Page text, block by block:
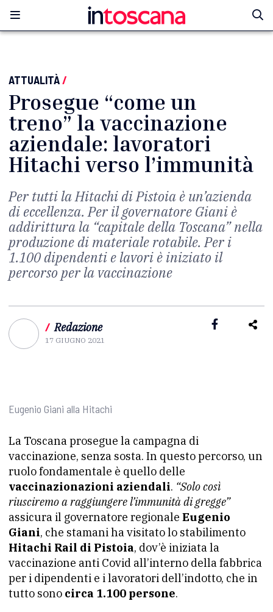
ATTUALITÀ/
Prosegue “come un
treno” la vaccinazione
aziendale: lavoratori
Hitachi verso l’immunità
Per tutti la Hitachi di Pistoia è un’azienda
di eccellenza. Per il governatore Giani è
addirittura la “capitale della Toscana” nella
produzione di materiale rotabile. Per i
1.100 dipendenti e lavori è iniziato il
percorso per la vaccinazione
/ Redazione
17 GIUGNO 2021
Eugenio Giani alla Hitachi
La Toscana prosegue la campagna di
vaccinazione, senza sosta. In questo percorso, un
ruolo fondamentale è quello delle
vaccinazionazioni aziendali. “Solo così
riusciremo a raggiungere l’immunità di gregge”
assicura il governatore regionale Eugenio
Giani, che stamani ha visitato lo stabilimento
Hitachi Rail di Pistoia, dov’è iniziata la
vaccinazione anti Covid all’interno della fabbrica
per i dipendenti e i lavoratori dell’indotto, che in
tutto sono circa 1.100 persone.